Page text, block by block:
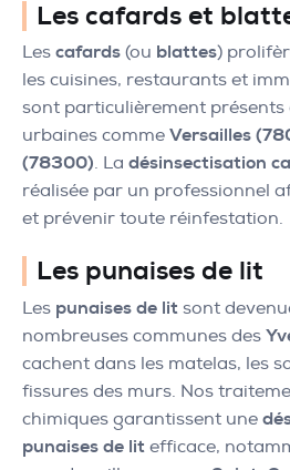
Les cafards et
Les cafards (ou blattes)
les cuisines, restaurants et
sont particulièrement présents
urbaines comme Versailles
(78300). La désinsectisation
réalisée par un professionnel
et prévenir toute réinfestation.
Les punaises de lit
Les punaises de lit sont
nombreuses communes des
cachent dans les matelas, les
fissures des murs. Nos
chimiques garantissent une
punaises de lit efficace,